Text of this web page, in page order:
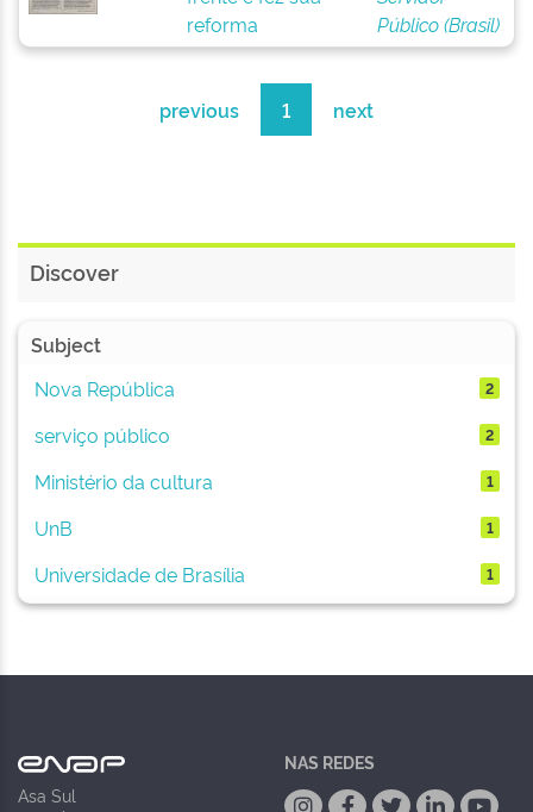
reforma
Público (Brasil)
previous 1 next
Discover
Subject
Nova República
2
serviço público 2
Ministério da cultura 1
UnB 1
Universidade de Brasília 1
Asa Sul
NAS REDES